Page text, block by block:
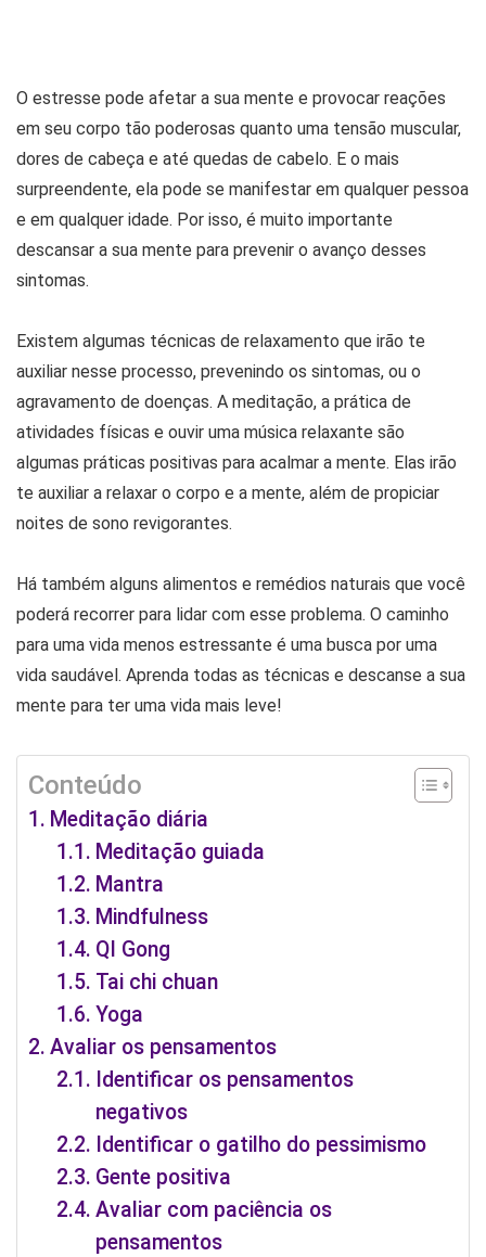
O estresse pode afetar a sua mente e provocar reações
em seu corpo tão poderosas quanto uma tensão muscular,
dores de cabeça e até quedas de cabelo. E o mais
surpreendente, ela pode se manifestar em qualquer pessoa
e em qualquer idade. Por isso, é muito importante
descansar a sua mente para prevenir o avanço desses
sintomas.
Existem algumas técnicas de relaxamento que irão te
auxiliar nesse processo, prevenindo os sintomas, ou o
agravamento de doenças. A meditação, a prática de
atividades físicas e ouvir uma música relaxante são
algumas práticas positivas para acalmar a mente. Elas irão
te auxiliar a relaxar o corpo e a mente, além de propiciar
noites de sono revigorantes.
Há também alguns alimentos e remédios naturais que você
poderá recorrer para lidar com esse problema. O caminho
para uma vida menos estressante é uma busca por uma
vida saudável. Aprenda todas as técnicas e descanse a sua
mente para ter uma vida mais leve!
Conteúdo
Meditação diária
Meditação guiada
Mantra
Mindfulness
QI Gong
Tai chi chuan
Yoga
Avaliar os pensamentos
Identificar os pensamentos
negativos
Identificar o gatilho do pessimismo
Gente positiva
Avaliar com paciência os
pensamentos